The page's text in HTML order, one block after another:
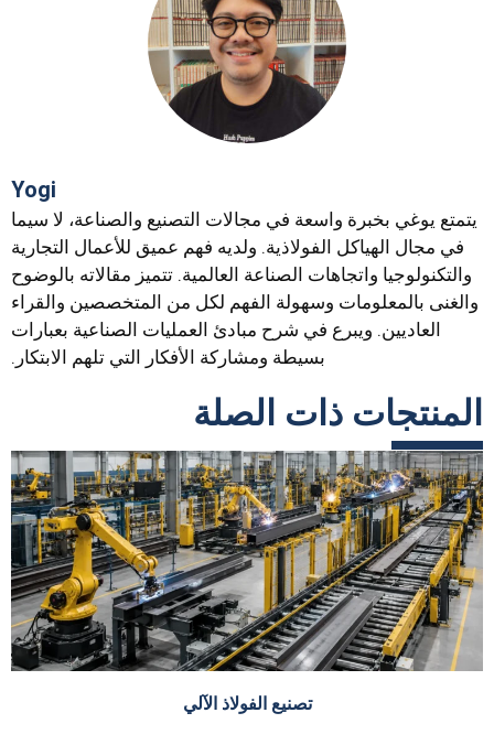
Yogi
يتمتع يوغي بخبرة واسعة في مجالات التصنيع والصناعة، لا سيما
في مجال الهياكل الفولاذية. ولديه فهم عميق للأعمال التجارية
والتكنولوجيا واتجاهات الصناعة العالمية. تتميز مقالاته بالوضوح
والغنى بالمعلومات وسهولة الفهم لكل من المتخصصين والقراء
العاديين. ويبرع في شرح مبادئ العمليات الصناعية بعبارات
بسيطة ومشاركة الأفكار التي تلهم الابتكار.
المنتجات ذات الصلة
تصنيع الفولاذ الآلي